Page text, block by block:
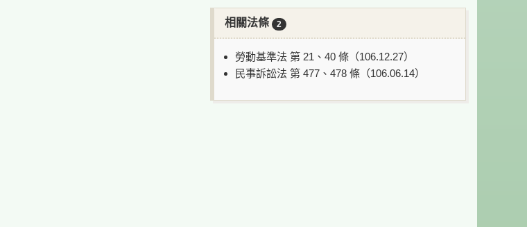
號裁定(105.03.07)[民事案件撤回資訊：和解成
立]
最高法院 106 年度 台上 字第 2464 號判決
(106.12.28)
臺灣高等法院 臺中分院 107 年度 重勞上更(一)
相關法條 2
勞動基準法 第 21、40 條（106.12.27）
民事訴訟法 第 477、478 條（106.06.14）